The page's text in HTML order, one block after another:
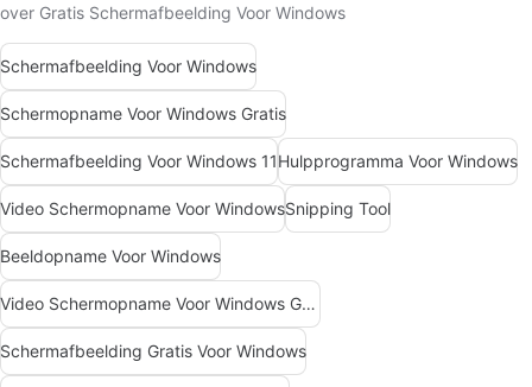
over Gratis Schermafbeelding Voor Windows
Schermafbeelding Voor Windows
Schermopname Voor Windows Gratis
Schermafbeelding Voor Windows 11Hulpprogramma Voor Windows
Video Schermopname Voor WindowsSnipping Tool
Beeldopname Voor Windows
Video Schermopname Voor Windows Gratis
Schermafbeelding Gratis Voor Windows